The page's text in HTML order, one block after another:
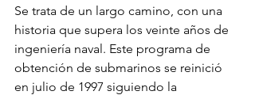
Se trata de un largo camino, con una
historia que supera los veinte años de
ingeniería naval. Este programa de
obtención de submarinos se reinició
en julio de 1997 siguiendo la